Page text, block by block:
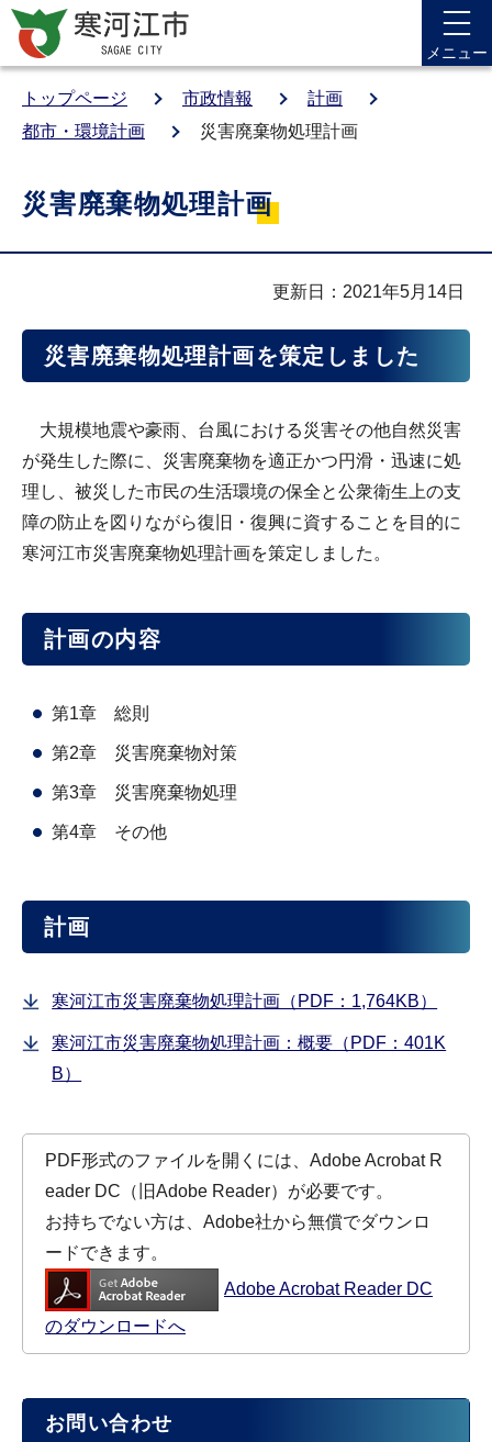
メニュー
トップページ 市政情報
計画
都市・環境計画
災害廃棄物処理計画
災害廃棄物処理計画
更新日：2021年5月14日
災害廃棄物処理計画を策定しました
大規模地震や豪雨、台風における災害その他自然災害
が発生した際に、災害廃棄物を適正かつ円滑・迅速に処
理し、被災した市民の生活環境の保全と公衆衛生上の支
障の防止を図りながら復旧・復興に資することを目的に
寒河江市災害廃棄物処理計画を策定しました。
計画の内容
第1章 総則
第2章 災害廃棄物対策
第3章 災害廃棄物処理
第4章 その他
計画
寒河江市災害廃棄物処理計画（PDF：1,764KB）
寒河江市災害廃棄物処理計画：概要（PDF：401K
B）
PDF形式のファイルを開くには、Adobe Acrobat R
eader DC（旧Adobe Reader）が必要です。
お持ちでない方は、Adobe社から無償でダウンロ
ードできます。
Adobe Acrobat Reader DC
のダウンロードへ
お問い合わせ